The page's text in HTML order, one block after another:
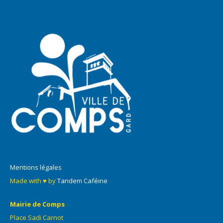
Mentions légales
Made with ♥ byTandem Caféine
Mairie de Comps
Place Sadi Carnot